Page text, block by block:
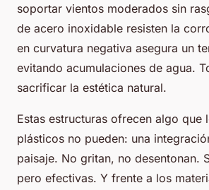
soportar vientos moderados sin
de acero inoxidable resisten la
en curvatura negativa asegura un
evitando acumulaciones de agua.
sacrificar la estética natural.
Estas estructuras ofrecen algo que
plásticos no pueden: una
paisaje. No gritan, no desentonan.
pero efectivas. Y frente a los